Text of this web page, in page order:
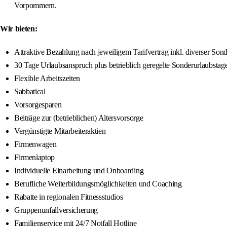
Vorpommern.
Wir bieten:
Attraktive Bezahlung nach jeweiligem Tarifvertrag inkl. diverser
30 Tage Urlaubsanspruch plus betrieblich geregelte
Flexible Arbeitszeiten
Sabbatical
Vorsorgesparen
Beiträge zur (betrieblichen) Altersvorsorge
Vergünstigte Mitarbeiteraktien
Firmenwagen
Firmenlaptop
Individuelle Einarbeitung und Onboarding
Berufliche Weiterbildungsmöglichkeiten und Coaching
Rabatte in regionalen Fitnessstudios
Gruppenunfallversicherung
Familienservice mit 24/7 Notfall Hotline